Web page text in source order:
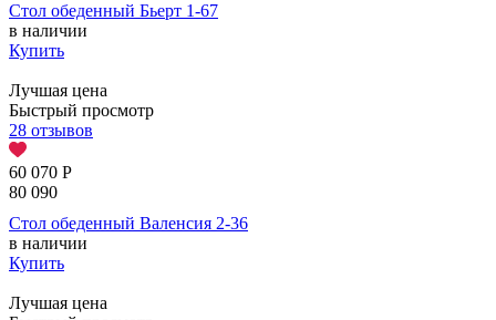
Стол обеденный Бьерт 1-67
в наличии
Купить
Лучшая цена
Быстрый просмотр
28 отзывов
60 070 Р
80 090
Стол обеденный Валенсия 2-36
в наличии
Купить
Лучшая цена